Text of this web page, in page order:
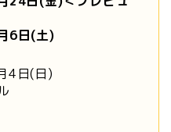
6日(土)
4日(日)